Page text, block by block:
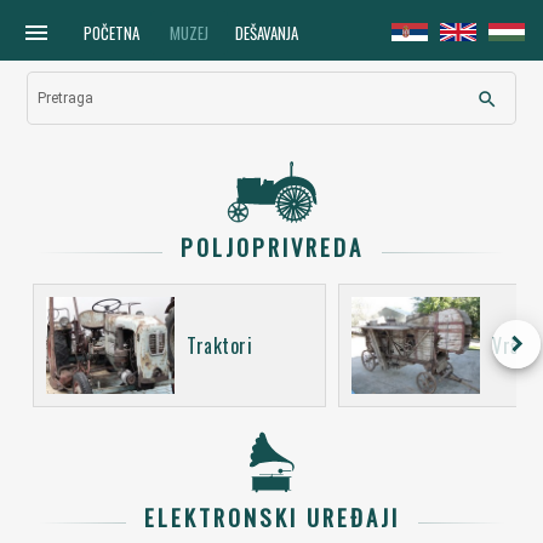
menu POČETNA MUZEJ DEŠAVANJA
Pretraga search
POLJOPRIVREDA
Traktori keyboard_arrow_right
ELEKTRONSKI UREĐAJI